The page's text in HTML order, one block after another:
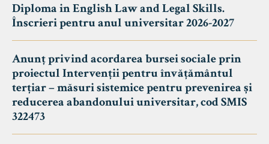
Diploma in English Law and Legal Skills.
Înscrieri pentru anul universitar 2026-2027
Anunț privind acordarea bursei sociale prin
proiectul Intervenții pentru învățământul
terțiar – măsuri sistemice pentru prevenirea și
reducerea abandonului universitar, cod SMIS
322473